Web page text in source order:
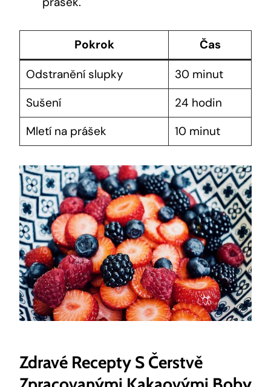
Pokrok
Čas
Odstranění slupky
30 ⁣minut
Sušení
24 hodin
Mletí na⁤ prášek
10 minut
Zdravé ‌recepty S Čerstvě